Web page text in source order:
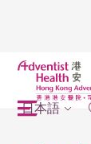
日本語